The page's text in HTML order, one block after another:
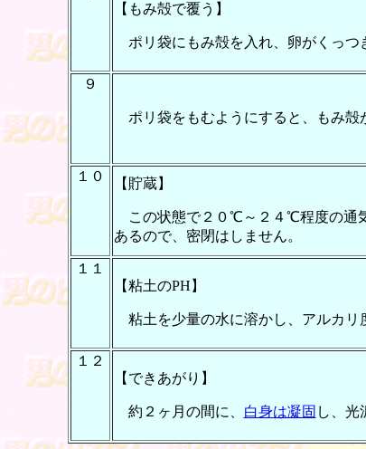
【もみ殻で覆う】
ポリ袋にもみ殻を入れ、卵がくっつ
９
ポリ袋をもむようにすると、もみ殻
１０ 【貯蔵】
この状態で２０℃～２４℃程度の通
あるので、密閉はしません。
１１
【粘土のPH】
粘土を少量の水に溶かし、アルカリ
１２
【できあがり】
約２ヶ月の間に、 白身は凝固 し、光